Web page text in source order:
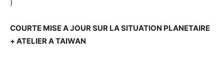
)
COURTE MISE A JOUR SUR LA SITUATION PLANETAIRE
+ ATELIER A TAIWAN